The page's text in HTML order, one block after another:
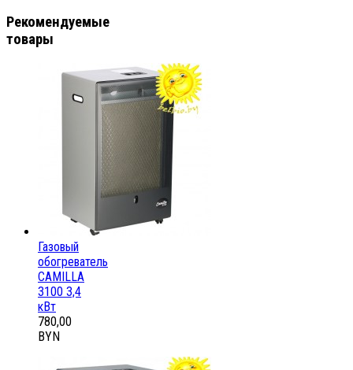
Рекомендуемые
товары
Газовый
обогреватель
CAMILLA
3100 3,4
кВт
780,00
BYN